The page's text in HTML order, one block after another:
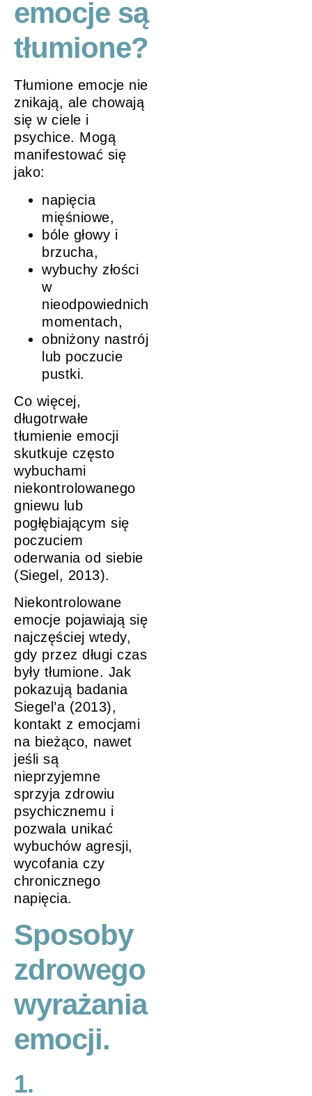
emocje są
tłumione?
Tłumione emocje nie
znikają, ale chowają
się w ciele i
psychice. Mogą
manifestować się
jako:
napięcia
mięśniowe,
bóle głowy i
brzucha,
wybuchy złości
w
nieodpowiednich
momentach,
obniżony nastrój
lub poczucie
pustki.
Co więcej,
długotrwałe
tłumienie emocji
skutkuje często
wybuchami
niekontrolowanego
gniewu lub
pogłębiającym się
poczuciem
oderwania od siebie
(Siegel, 2013).
Niekontrolowane
emocje pojawiają się
najczęściej wtedy,
gdy przez długi czas
były tłumione. Jak
pokazują badania
Siegel’a (2013),
kontakt z emocjami
na bieżąco, nawet
jeśli są
nieprzyjemne
sprzyja zdrowiu
psychicznemu i
pozwala unikać
wybuchów agresji,
wycofania czy
chronicznego
napięcia.
Sposoby
zdrowego
wyrażania
emocji.
1.